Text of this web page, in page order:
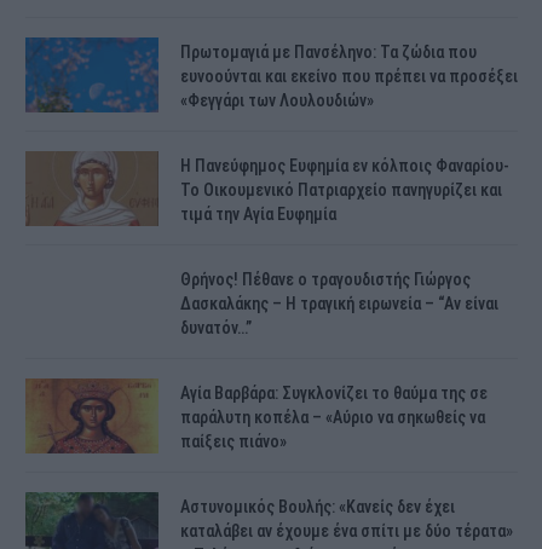
Πρωτομαγιά με Πανσέληνο: Τα ζώδια που
ευνοούνται και εκείνο που πρέπει να προσέξει
«Φεγγάρι των Λουλουδιών»
H Πανεύφημος Ευφημία εν κόλποις Φαναρίου-
Το Οικουμενικό Πατριαρχείο πανηγυρίζει και
τιμά την Αγία Ευφημία
Θρήνος! Πέθανε ο τραγουδιστής Γιώργος
Δασκαλάκης – Η τραγική ειρωνεία – “Αν είναι
δυνατόν…”
Αγία Βαρβάρα: Συγκλονίζει το θαύμα της σε
παράλυτη κοπέλα – «Αύριο να σηκωθείς να
παίξεις πιάνο»
Αστυνομικός Bουλής: «Κανείς δεν έχει
καταλάβει αν έχουμε ένα σπίτι με δύο τέρατα»